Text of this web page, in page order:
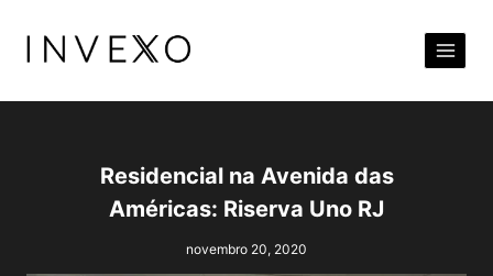
para
Conteúdo
Residencial na Avenida das
Américas: Riserva Uno RJ
novembro 20, 2020